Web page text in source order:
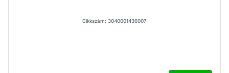
Cikkszám: 3040001436007